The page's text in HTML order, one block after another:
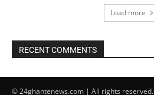
Load more
RECENT COMMENTS
© 24ghantenews.com | All rights reserved.